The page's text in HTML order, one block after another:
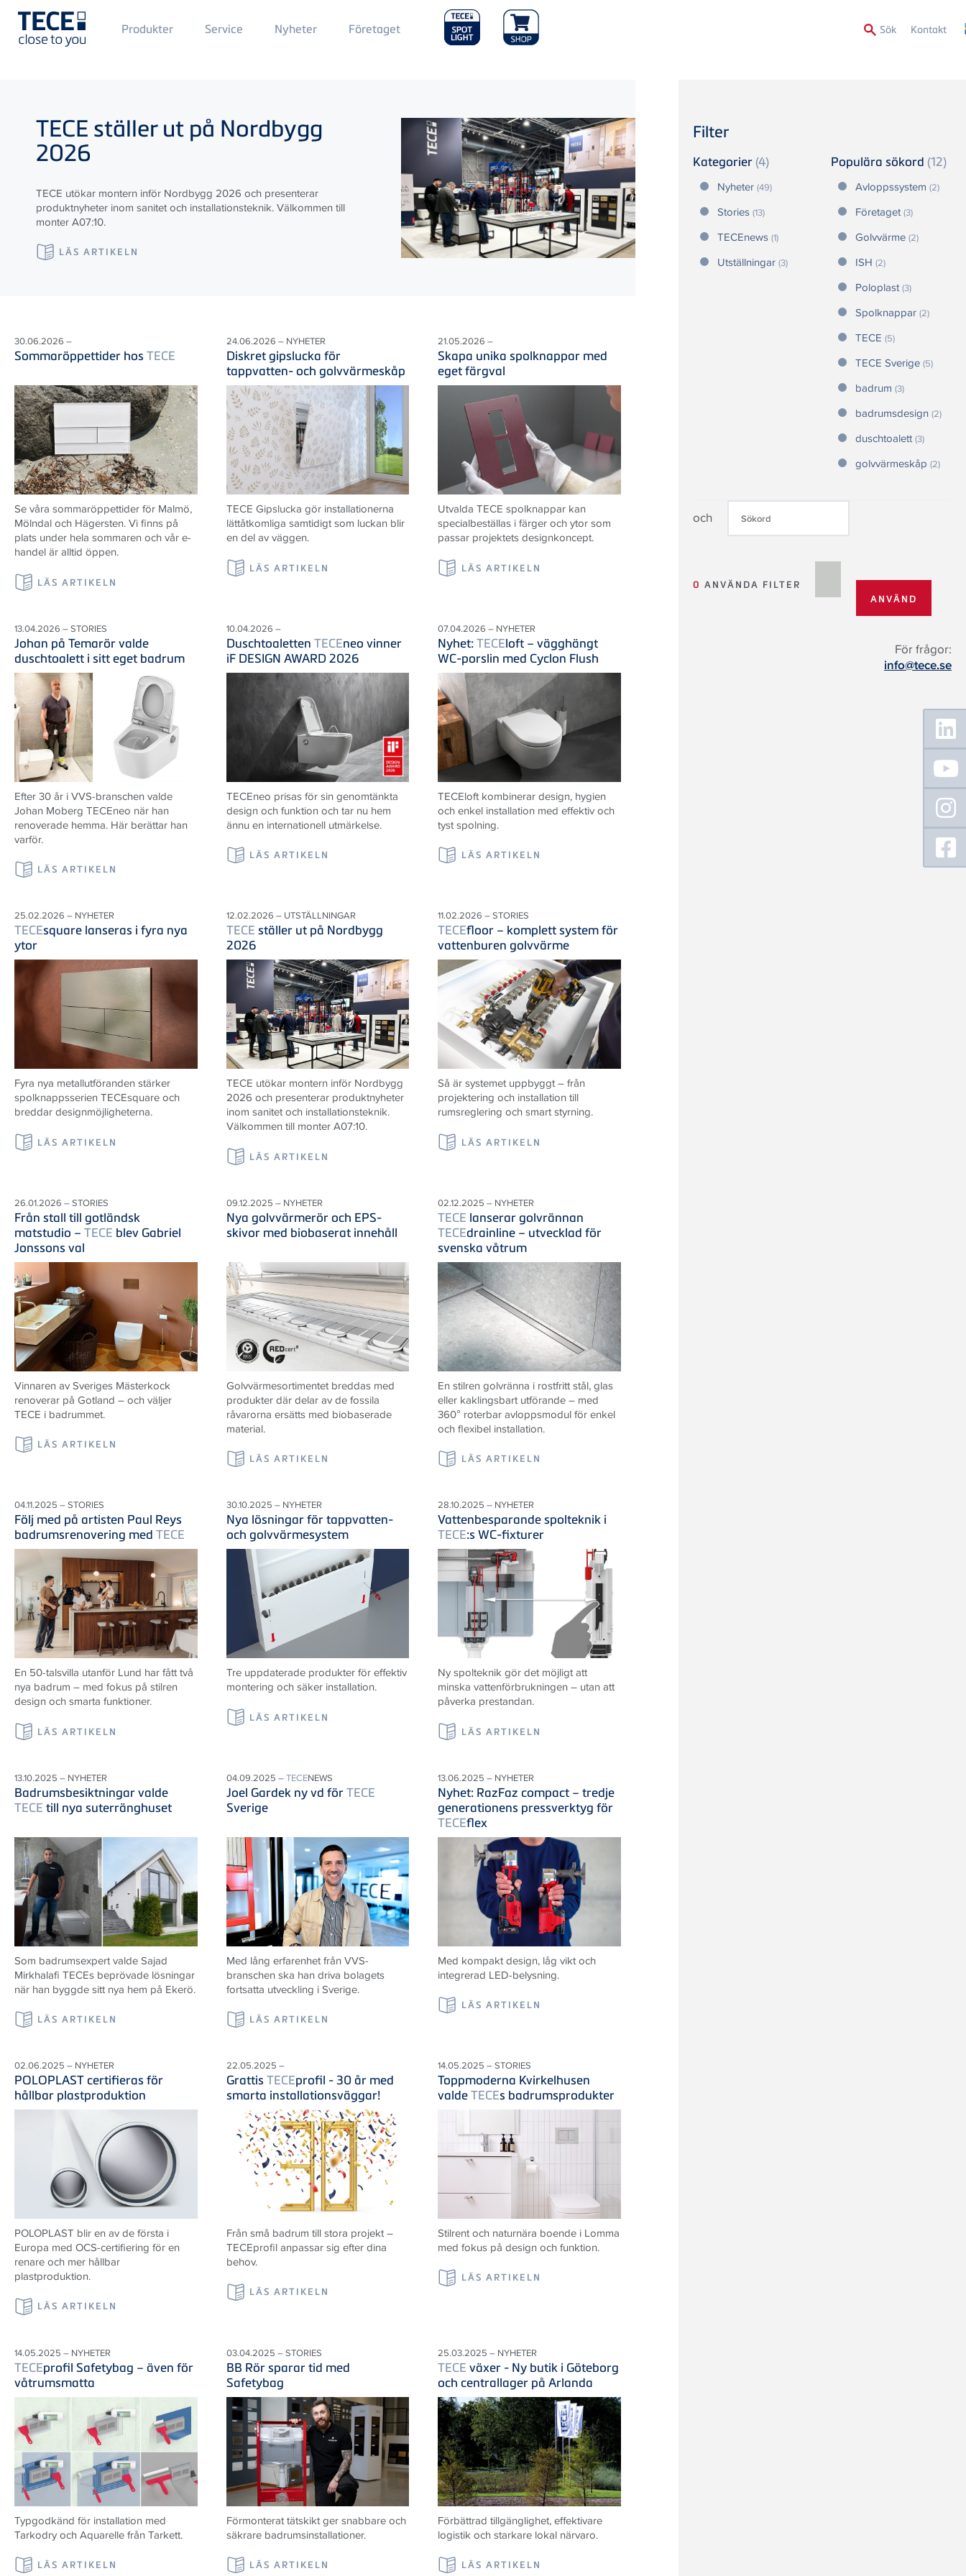
Main
Menü
Produkter Service Nyheter Main
Menu
Företaget Sök Kontakt
Filter
Kategorier (4)
Nyheter (49)
Stories (13)
TECEnews (1)
Utställningar (3)
Populära sökord (12)
Avloppssystem (2)
Företaget(3)
Golvvärme (2)
ISH (2)
Poloplast(3)
Spolknappar (2)
TECE (5)
TECE Sverige (5)
badrum (3)
badrumsdesign (2)
duschtoalett(3)
golvvärmeskåp (2)
och
0 ANVÄNDA FILTER
För frågor:
info@tece.se
TECE ställer ut på Nordbygg
2026
TECE utökar montern inför Nordbygg 2026 och presenterar
produktnyheter inom sanitet och installationsteknik. Välkommen till
monter A07:10.
LÄS ARTIKELN
30.06.2026 –
Sommaröppettider hos TECE
Se våra sommaröppettider för Malmö,
Mölndal och Hägersten. Vi finns på
plats under hela sommaren och vår e-
handel är alltid öppen.
LÄS ARTIKELN
24.06.2026 – NYHETER
Diskret gipslucka för
tappvatten- och golvvärmeskåp
TECE Gipslucka gör installationerna
lättåtkomliga samtidigt som luckan blir
en del av väggen.
LÄS ARTIKELN
21.05.2026 –
Skapa unika spolknappar med
eget färgval
Utvalda TECE spolknappar kan
specialbeställas i färger och ytor som
passar projektets designkoncept.
LÄS ARTIKELN
13.04.2026 – STORIES
Johan på Temarör valde
duschtoalett i sitt eget badrum
Efter 30 år i VVS-branschen valde
Johan Moberg TECEneo när han
renoverade hemma. Här berättar han
varför.
LÄS ARTIKELN
10.04.2026 –
Duschtoaletten TECEneo vinner
iF DESIGN AWARD 2026
TECEneo prisas för sin genomtänkta
design och funktion och tar nu hem
ännu en internationell utmärkelse.
LÄS ARTIKELN
07.04.2026 – NYHETER
Nyhet:TECEloft – vägghängt
WC-porslin med Cyclon Flush
TECEloft kombinerar design, hygien
och enkel installation med effektiv och
tyst spolning.
LÄS ARTIKELN
25.02.2026 – NYHETER
TECEsquare lanseras i fyra nya
ytor
Fyra nya metallutföranden stärker
spolknappsserien TECEsquare och
breddar designmöjligheterna.
LÄS ARTIKELN
12.02.2026 – UTSTÄLLNINGAR
TECE ställer ut på Nordbygg
2026
TECE utökar montern inför Nordbygg
2026 och presenterar produktnyheter
inom sanitet och installationsteknik.
Välkommen till monter A07:10.
LÄS ARTIKELN
11.02.2026 – STORIES
TECEfloor – komplett system för
vattenburen golvvärme
Så är systemet uppbyggt – från
projektering och installation till
rumsreglering och smart styrning.
LÄS ARTIKELN
26.01.2026 – STORIES
Från stall till gotländsk
matstudio – TECE blev Gabriel
Jonssons val
Vinnaren av Sveriges Mästerkock
renoverar på Gotland – och väljer
TECE i badrummet.
LÄS ARTIKELN
09.12.2025 – NYHETER
Nya golvvärmerör och EPS-
skivor med biobaserat innehåll
Golvvärmesortimentet breddas med
produkter där delar av de fossila
råvarorna ersätts med biobaserade
material.
LÄS ARTIKELN
02.12.2025 – NYHETER
TECE lanserar golvrännan
TECEdrainline – utvecklad för
svenska våtrum
En stilren golvränna i rostfritt stål, glas
eller kaklingsbart utförande – med
360° roterbar avloppsmodul för enkel
och flexibel installation.
LÄS ARTIKELN
04.11.2025 – STORIES
Följ med på artisten Paul Reys
badrumsrenovering med TECE
En 50-talsvilla utanför Lund har fått två
nya badrum – med fokus på stilren
design och smarta funktioner.
LÄS ARTIKELN
30.10.2025 – NYHETER
Nya lösningar för tappvatten-
och golvvärmesystem
Tre uppdaterade produkter för effektiv
montering och säker installation.
LÄS ARTIKELN
28.10.2025 – NYHETER
Vattenbesparande spolteknik i
TECE:s WC-fixturer
Ny spolteknik gör det möjligt att
minska vattenförbrukningen – utan att
påverka prestandan.
LÄS ARTIKELN
13.10.2025 – NYHETER
Badrumsbesiktningar valde
TECE till nya suterränghuset
Som badrumsexpert valde Sajad
Mirkhalafi TECEs beprövade lösningar
när han byggde sitt nya hem på Ekerö.
LÄS ARTIKELN
04.09.2025 –TECENEWS
Joel Gardek ny vd förTECE
Sverige
Med lång erfarenhet från VVS-
branschen ska han driva bolagets
fortsatta utveckling i Sverige.
LÄS ARTIKELN
13.06.2025 – NYHETER
Nyhet: RazFaz compact – tredje
generationens pressverktyg för
TECEflex
Med kompakt design, låg vikt och
integrerad LED-belysning.
LÄS ARTIKELN
02.06.2025 – NYHETER
POLOPLAST certifieras för
hållbar plastproduktion
POLOPLAST blir en av de första i
Europa med OCS-certifiering för en
renare och mer hållbar
plastproduktion.
LÄS ARTIKELN
22.05.2025 –
Grattis TECEprofil - 30 år med
smarta installationsväggar!
Från små badrum till stora projekt –
TECEprofil anpassar sig efter dina
behov.
LÄS ARTIKELN
14.05.2025 – STORIES
Toppmoderna Kvirkelhusen
valdeTECEs badrumsprodukter
Stilrent och naturnära boende i Lomma
med fokus på design och funktion.
LÄS ARTIKELN
14.05.2025 – NYHETER
TECEprofil Safetybag – även för
våtrumsmatta
Typgodkänd för installation med
Tarkodry och Aquarelle från Tarkett.
LÄS ARTIKELN
03.04.2025 – STORIES
BB Rör sparar tid med
Safetybag
Förmonterat tätskikt ger snabbare och
säkrare badrumsinstallationer.
LÄS ARTIKELN
25.03.2025 – NYHETER
TECE växer - Ny butik i Göteborg
och centrallager på Arlanda
Förbättrad tillgänglighet, effektivare
logistik och starkare lokal närvaro.
LÄS ARTIKELN
Floating